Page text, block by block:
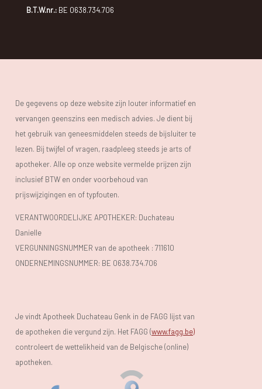
B.T.W.nr.:BE 0638.734.706
De gegevens op deze website zijn louter informatief en
vervangen geenszins een medisch advies. Je dient bij
het gebruik van geneesmiddelen steeds de bijsluiter te
lezen. Bij twijfel of vragen, raadpleeg steeds je arts of
apotheker. Alle op onze website vermelde prijzen zijn
inclusief BTW en onder voorbehoud van
prijswijzigingen en of typfouten.
VERANTWOORDELIJKE APOTHEKER: Duchateau
Danielle
VERGUNNINGSNUMMER van de apotheek : 711610
ONDERNEMINGSNUMMER: BE 0638.734.706
Je vindt Apotheek Duchateau Genk in de FAGG lijst van
de apotheken die vergund zijn. Het FAGG (www.fagg.be)
controleert de wettelikheid van de Belgische (online)
apotheken.